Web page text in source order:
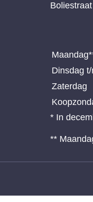
Dinsdag
Zaterdag
* In
**